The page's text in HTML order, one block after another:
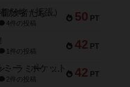
50 PT
クランク! ：冒険者たち（拡張）
4件の投稿
42 PT
1件の投稿
42 PT
スターマイン・ラミー ポケット
2件の投稿